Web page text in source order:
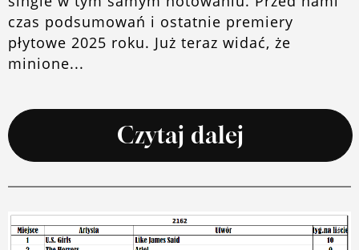
czas podsumowań i ostatnie premiery
płytowe 2025 roku. Już teraz widać, że
minione...
Czytaj dalej